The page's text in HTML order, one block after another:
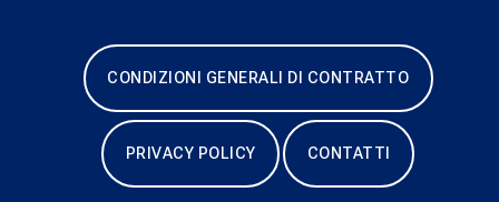
CONDIZIONI GENERALI DI CONTRATTO
PRIVACY POLICY CONTATTI